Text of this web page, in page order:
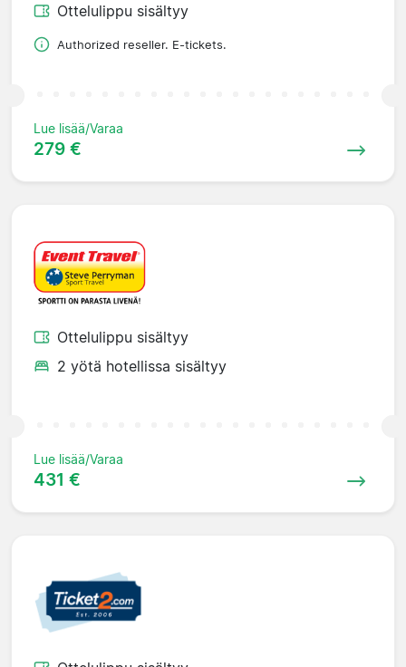
Ottelulippu sisältyy
Authorized reseller. E-tickets.
Lue lisää/Varaa
279 €
Ottelulippu sisältyy
2 yötä hotellissa sisältyy
Lue lisää/Varaa
431 €